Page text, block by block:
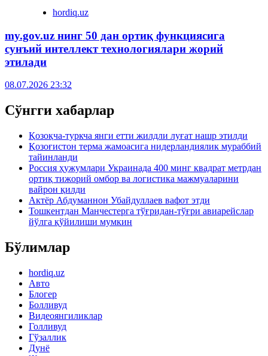
hordiq.uz
my.gov.uz нинг 50 дан ортиқ функциясига
сунъий интеллект технологиялари жорий
этилади
08.07.2026 23:32
Сўнгги хабарлар
Қозоқча-туркча янги етти жилдли луғат нашр этилди
Қозоғистон терма жамоасига нидерландиялик мураббий
тайинланди
Россия ҳужумлари Украинада 400 минг квадрат метрдан
ортиқ тижорий омбор ва логистика мажмуаларини
вайрон қилди
Актёр Абду­маннон Убайдуллаев вафот этди
Тошкентдан Манчестерга тўғридан-тўғри авиарейслар
йўлга қўйилиши мумкин
Бўлимлар
hordiq.uz
Авто
Блогер
Болливуд
Видеоянгиликлар
Голливуд
Гўзаллик
Дунё